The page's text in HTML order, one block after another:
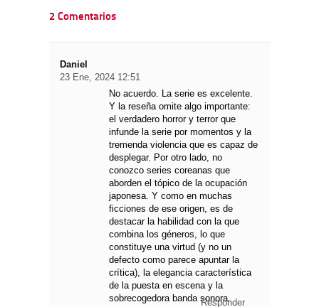
2 Comentarios
Daniel
23 Ene, 2024 12:51
No acuerdo. La serie es excelente.
Y la reseña omite algo importante:
el verdadero horror y terror que
infunde la serie por momentos y la
tremenda violencia que es capaz de
desplegar. Por otro lado, no
conozco series coreanas que
aborden el tópico de la ocupación
japonesa. Y como en muchas
ficciones de ese origen, es de
destacar la habilidad con la que
combina los géneros, lo que
constituye una virtud (y no un
defecto como parece apuntar la
crítica), la elegancia característica
de la puesta en escena y la
sobrecogedora banda sonora.
Responder